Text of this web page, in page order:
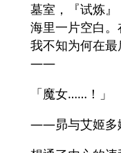
墓室，『试炼
海里一片空白。
我不知为何在
——
「魔女……！」
——昴与艾姬多